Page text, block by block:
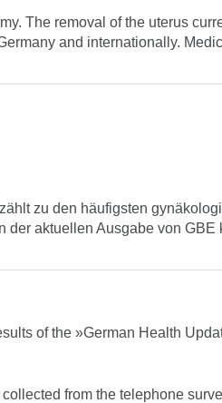
The removal of the uterus
and internationally.
zu den häufigsten
der aktuellen Ausgabe von
of the »German Health
from the telephone